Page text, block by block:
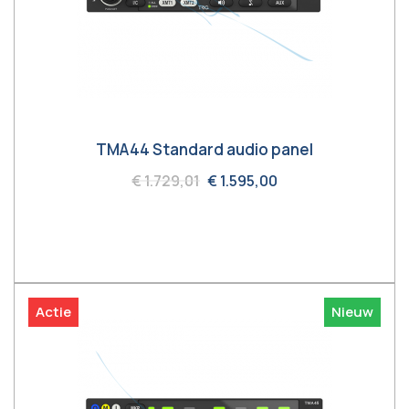
TMA44 Standard audio panel
€ 1.595,00
€ 1.729,01
Actie Nieuw